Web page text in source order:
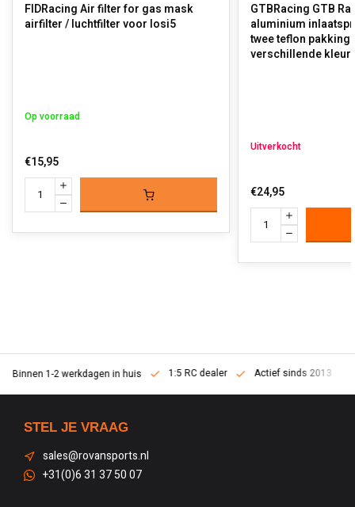
FIDRacing Air filter for gas mask
airfilter / luchtfilter voor losi5
Op voorraad
€15,95
GTBRacing GTB
aluminium
twee teflon
verschillende
Uitverkocht
€24,95
Binnen 1-2 werkdagen in huis 1:5 RC dealer Actief sinds 2013
STEL JE VRAAG
sales@rovansports.nl
+31(0)6 31 37 50 07